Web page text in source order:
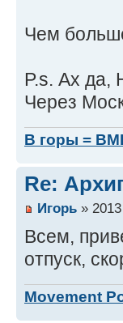
Чем
P.s. Ах да,
Через
В горы =
Re:
Игорь »
Всем,
отпуск,
Movement